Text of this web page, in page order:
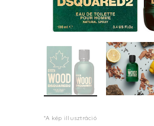
*A kép illusztráció